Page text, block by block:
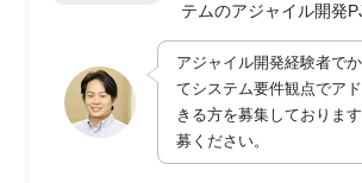
テムのアジャイル開発
・POに対してシステム
イスおよび補佐を実施
・現行は一部都市で運
展開を予定
・ユーザー側の立場で
ム面の留意点提示や品
アジャイル開発経験者で
てシステム要件観点でア
きる方を募集しておりま
募ください。